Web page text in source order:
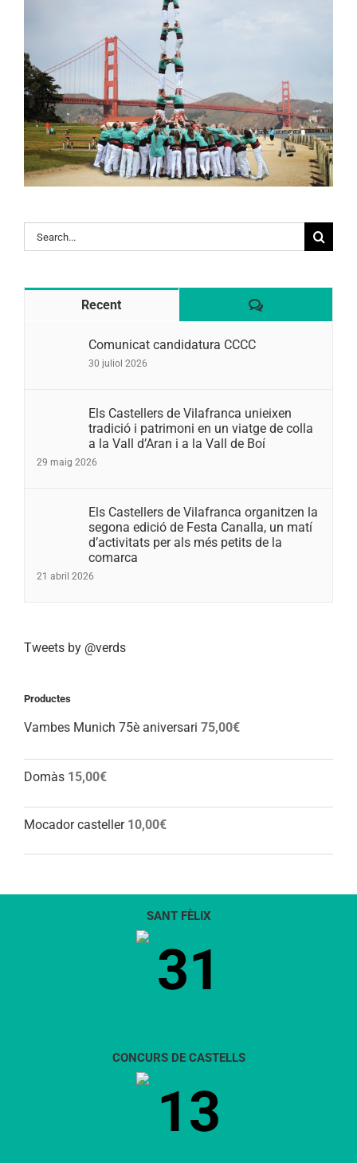
Search
for:
Recent Comentaris
Comunicat candidatura CCCC
30 juliol 2026
Els Castellers de Vilafranca unieixen
tradició i patrimoni en un viatge de colla
a la Vall d’Aran i a la Vall de Boí
29 maig 2026
Els Castellers de Vilafranca organitzen la
segona edició de Festa Canalla, un matí
d’activitats per als més petits de la
comarca
21 abril 2026
Tweets by @verds
Productes
Vambes Munich 75è aniversari 75,00€
Domàs 15,00€
Mocador casteller 10,00€
SANT FÈLIX
31
CONCURS DE CASTELLS
13